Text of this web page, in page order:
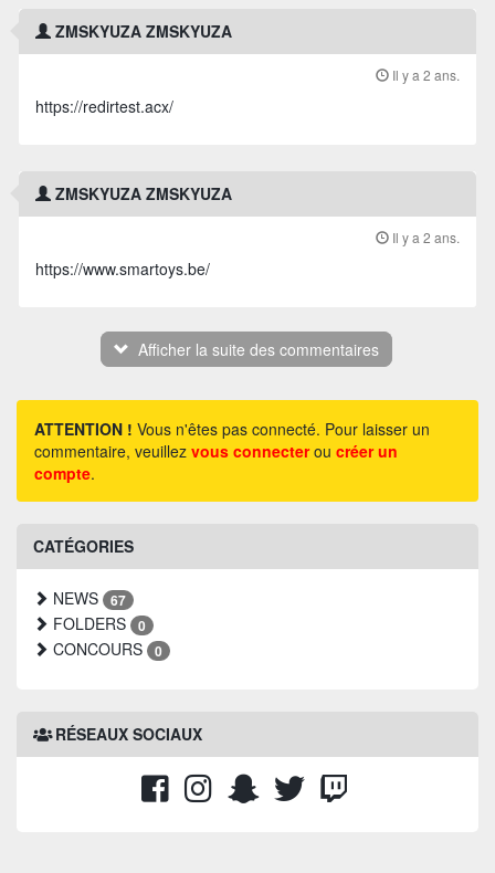
ZMSKYUZA ZMSKYUZA
Il y a 2 ans.
https://redirtest.acx/
ZMSKYUZA ZMSKYUZA
Il y a 2 ans.
https://www.smartoys.be/
Afficher la suite des commentaires
ATTENTION ! Vous n'êtes pas connecté. Pour laisser un
commentaire, veuillez vous connecterou créer un
compte.
CATÉGORIES
NEWS 67
FOLDERS 0
CONCOURS 0
RÉSEAUX SOCIAUX